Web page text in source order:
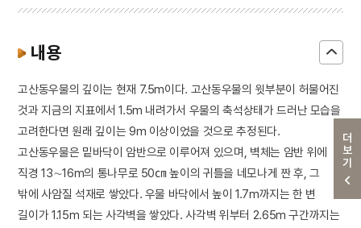
더보기
내용
고산동우물의 깊이는 현재 7.5m이다. 고산동우물의 윗부분이 허물어진
것과 지금의 지표에서 1.5m 내려가서 우물의 축석상태가 드러난 모습을
고려한다면 원래 깊이는 9m 이상이었을 것으로 추정된다.
고산동우물은 밑바닥이 암반으로 이루어져 있으며, 벽체는 암반 위에
직경 13∼16m의 통나무로 50㎝ 높이의 귀틀을 네모나게 짠 후, 그
밖에 사암질 석재로 쌓았다. 우물 바닥에서 높이 1.7m까지는 한 변
길이가 1.15m 되는 사각벽을 쌓았다. 사각벽 위부터 2.65m 구간까지는